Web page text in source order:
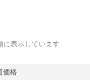
に表示しています
価格